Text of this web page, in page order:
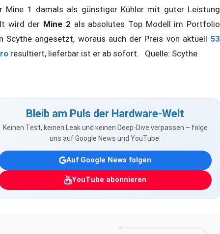
Mine 1 damals als günstiger Kühler mit guter Leistung
wird der Mine 2 als absolutes Top Modell im Portfolio
Scythe angesetzt, woraus auch der Preis von aktuell 53
resultiert, lieferbar ist er ab sofort. Quelle: Scythe
Bleib am Puls der Hardware-Welt
Keinen Test, keinen Leak und keinen Deep-Dive verpassen – folge
uns auf Google News und YouTube.
Auf Google News folgen
YouTube abonnieren